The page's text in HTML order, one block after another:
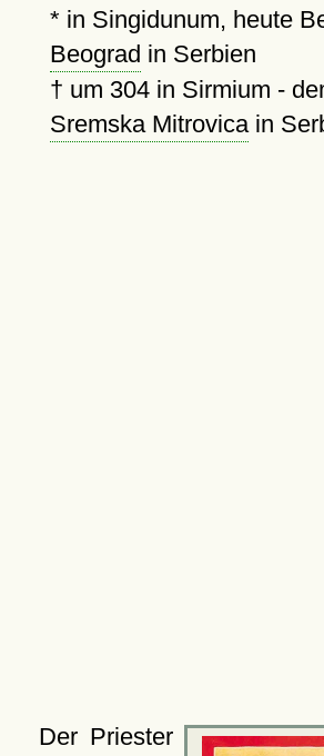
* in Singidunum, heute
Beograd in Serbien
† um 304in Sirmium -
Sremska Mitrovicain
Der Priester